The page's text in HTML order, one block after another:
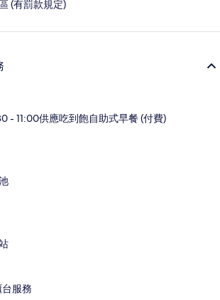
(有罰款規定)
- 11:00供應吃到飽自助式早餐 (付費)
服務